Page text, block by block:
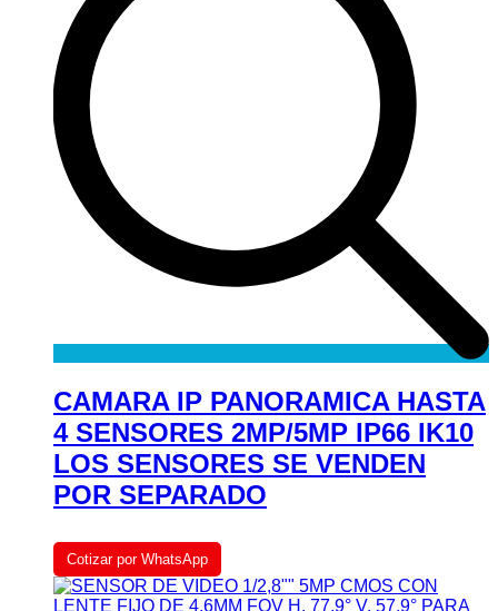
CAMARA IP PANORAMICA HASTA
4 SENSORES 2MP/5MP IP66 IK10
LOS SENSORES SE VENDEN
POR SEPARADO
Cotizar por WhatsApp